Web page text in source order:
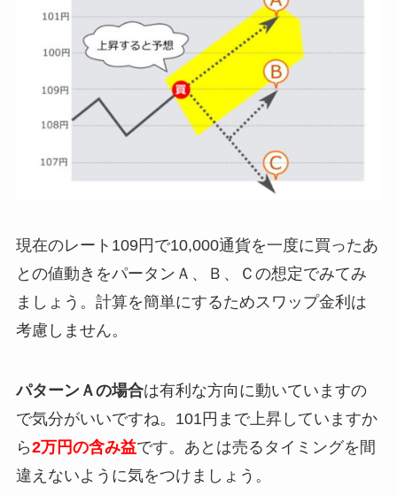
現在のレート109円で10,000通貨を一度に買ったあ
との値動きをパータンＡ、Ｂ、Ｃの想定でみてみ
ましょう。計算を簡単にするためスワップ金利は
考慮しません。
パターンＡの場合は有利な方向に動いていますの
で気分がいいですね。101円まで上昇していますか
ら2万円の含み益です。あとは売るタイミングを間
違えないように気をつけましょう。